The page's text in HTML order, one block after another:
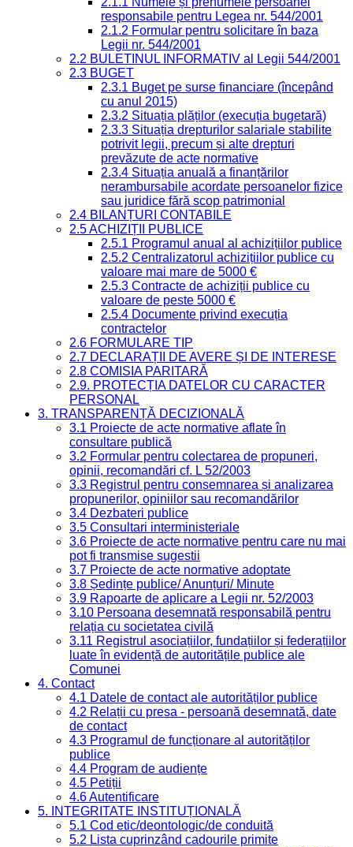
responsabile pentru Legea nr. 544/2001
2.1.2 Formular pentru solicitare în baza
Legii nr. 544/2001
2.2 BULETINUL INFORMATIV al Legii 544/2001
2.3 BUGET
2.3.1 Buget pe surse financiare (începând
cu anul 2015)
2.3.2 Situația plăților (execuția bugetară)
2.3.3 Situația drepturilor salariale stabilite
potrivit legii, precum și alte drepturi
prevăzute de acte normative
2.3.4 Situația anuală a finanțărilor
nerambursabile acordate persoanelor fizice
sau juridice fără scop patrimonial
2.4 BILANȚURI CONTABILE
2.5 ACHIZIȚII PUBLICE
2.5.1 Programul anual al achizițiilor publice
2.5.2 Centralizatorul achizițiilor publice cu
valoare mai mare de 5000 €
2.5.3 Contracte de achiziții publice cu
valoare de peste 5000 €
2.5.4 Documente privind execuția
contractelor
2.6 FORMULARE TIP
2.7 DECLARAȚII DE AVERE ȘI DE INTERESE
2.8 COMISIA PARITARĂ
2.9. PROTECȚIA DATELOR CU CARACTER
PERSONAL
3. TRANSPARENȚĂ DECIZIONALĂ
3.1 Proiecte de acte normative aflate în
consultare publică
3.2 Formular pentru colectarea de propuneri,
opinii, recomandări cf. L 52/2003
3.3 Registrul pentru consemnarea și analizarea
propunerilor, opiniilor sau recomandărilor
3.4 Dezbateri publice
3.5 Consultari interministeriale
3.6 Proiecte de acte normative pentru care nu mai
pot fi transmise sugestii
3.7 Proiecte de acte normative adoptate
3.8 Ședințe publice/ Anunțuri/ Minute
3.9 Rapoarte de aplicare a Legii nr. 52/2003
3.10 Persoana desemnată responsabilă pentru
relația cu societatea civilă
3.11 Registrul asociațiilor, fundațiilor și federațiilor
luate în evidență de autoritățile publice ale
Comunei
4. Contact
4.1 Datele de contact ale autorităților publice
4.2 Relații cu presa - persoană desemnată, date
de contact
4.3 Programul de funcționare al autorităților
publice
4.4 Program de audiențe
4.5 Petiții
4.6 Autentificare
5. INTEGRITATE INSTITUȚIONALĂ
5.1 Cod etic/deontologic/de conduită
5.2 Lista cuprinzând cadourile primite